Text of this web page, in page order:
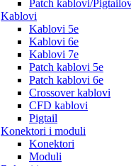
Patch kablovi/
Kablovi
Kablovi 5e
Kablovi 6e
Kablovi 7e
Patch kablovi 5e
Patch kablovi 6e
Crossover kablovi
CFD kablovi
Pigtail
Konektori i moduli
Konektori
Moduli